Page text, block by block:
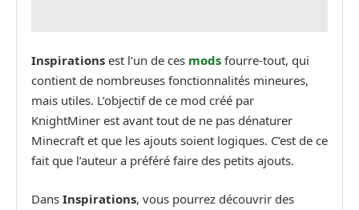
Inspirations est l’un de ces mods fourre-tout, qui
contient de nombreuses fonctionnalités mineures,
mais utiles. L’objectif de ce mod créé par
KnightMiner est avant tout de ne pas dénaturer
Minecraft et que les ajouts soient logiques. C’est de ce
fait que l’auteur a préféré faire des petits ajouts.
Dans Inspirations, vous pourrez découvrir des